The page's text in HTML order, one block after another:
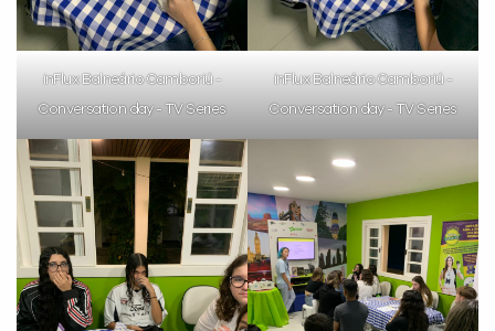
inFlux Balneário Camboriú -
Conversation day - TV Series
inFlux Balneário Camboriú -
Conversation day - TV Series